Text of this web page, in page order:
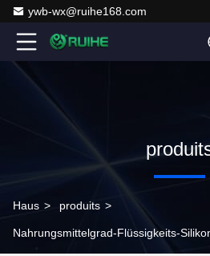
ywb-wx@ruihe168.com
Haus > produits >
Nahrungsmittelgrad-Flüssigkeits-